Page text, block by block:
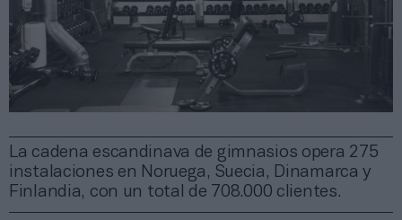
La cadena escandinava de gimnasios opera 275
instalaciones en Noruega, Suecia, Dinamarca y
Finlandia, con un total de 708.000 clientes.